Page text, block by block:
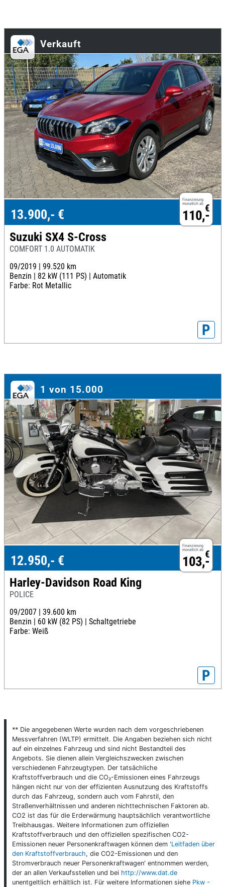
Verkauft
Finanzierung
monatlich ab €
110,-
13.900,- €
Suzuki SX4 S-Cross
COMFORT 1.0 AUTOMATIK
09/2019 | 99.520 km
Benzin | 82 kW (111 PS) | Automatik
Farbe: Rot Metallic
P
1 von 15.000
Finanzierung
monatlich ab €
103,-
12.950,- €
Harley-Davidson Road King
POLICE
09/2007 | 39.600 km
Benzin | 60 kW (82 PS) | Schaltgetriebe
Farbe: Weiß
P
** Die angegebenen Werte wurden nach dem vorgeschriebenen
Messverfahren (WLTP) ermittelt. Die Angaben beziehen sich nicht
auf ein einzelnes Fahrzeug und sind nicht Bestandteil des
Angebots. Sie dienen allein Vergleichszwecken zwischen
verschiedenen Fahrzeugtypen. Der tatsächliche
Kraftstoffverbrauch und die CO₂-Emissionen eines Fahrzeugs
hängen nicht nur von der effizienten Ausnutzung des Kraftstoffs
durch das Fahrzeug, sondern auch vom Fahrstil, den
Straßenverhältnissen und anderen nichttechnischen Faktoren ab.
CO2 ist das für die Erderwärmung hauptsächlich verantwortliche
Treibhausgas. Weitere Informationen zum offiziellen
Kraftstoffverbrauch und den offiziellen spezifischen CO2-
Emissionen neuer Personenkraftwagen können dem 'Leitfaden über
den Kraftstoffverbrauch, die CO2-Emissionen und den
Stromverbrauch neuer Personenkraftwagen' entnommen werden,
der an allen Verkaufsstellen und bei http://www.dat.de
unentgeltlich erhältlich ist. Für weitere Informationen siehe Pkw -